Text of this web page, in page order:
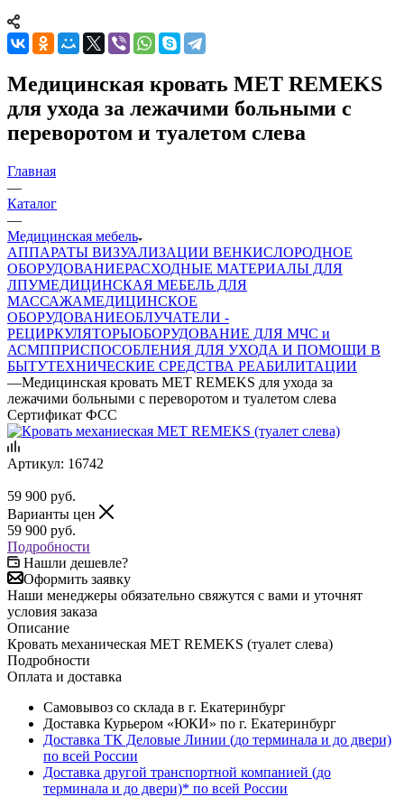
Медицинская кровать MET REMEKS
для ухода за лежачими больными с
переворотом и туалетом слева
Главная
—
Каталог
—
Медицинская мебель
АППАРАТЫ ВИЗУАЛИЗАЦИИ ВЕНКИСЛОРОДНОЕ
ОБОРУДОВАНИЕРАСХОДНЫЕ МАТЕРИАЛЫ ДЛЯ
ЛПУМЕДИЦИНСКАЯ МЕБЕЛЬ ДЛЯ
МАССАЖАМЕДИЦИНСКОЕ
ОБОРУДОВАНИЕОБЛУЧАТЕЛИ -
РЕЦИРКУЛЯТОРЫОБОРУДОВАНИЕ ДЛЯ МЧС и
АСМППРИСПОСОБЛЕНИЯ ДЛЯ УХОДА И ПОМОЩИ В
БЫТУТЕХНИЧЕСКИЕ СРЕДСТВА РЕАБИЛИТАЦИИ
—Медицинская кровать MET REMEKS для ухода за
лежачими больными с переворотом и туалетом слева
Сертификат ФСС
Артикул: 16742
59 900 руб.
Варианты цен
59 900 руб.
Подробности
Нашли дешевле?
Оформить заявку
Наши менеджеры обязательно свяжутся с вами и уточнят
условия заказа
Описание
Кровать механическая MET REMEKS (туалет слева)
Подробности
Оплата и доставка
Самовывоз со склада в г. Екатеринбург
Доставка Курьером «ЮКИ» по г. Екатеринбург
Доставка ТК Деловые Линии (до терминала и до двери)
по всей России
Доставка другой транспортной компанией (до
терминала и до двери)* по всей России